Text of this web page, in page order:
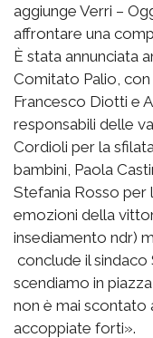
aggiunge Verri –
affrontare una
È stata annunciata
Comitato Palio,
Francesco Diotti e
responsabili delle
Cordioli per la
bambini, Paola
Stefania Rosso per
emozioni della
insediamento ndr)
conclude il
scendiamo in
non è mai scontato
accoppiate forti».